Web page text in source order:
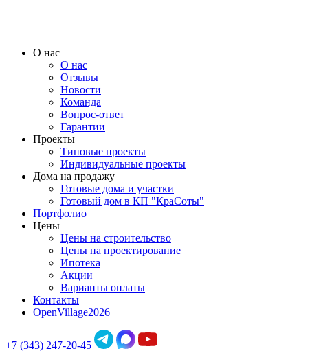
О нас
О нас
Отзывы
Новости
Команда
Вопрос-ответ
Гарантии
Проекты
Типовые проекты
Индивидуальные проекты
Дома на продажу
Готовые дома и участки
Готовый дом в КП "КраСоты"
Портфолио
Цены
Цены на строительство
Цены на проектирование
Ипотека
Акции
Варианты оплаты
Контакты
OpenVillage2026
+7 (343) 247-20-45